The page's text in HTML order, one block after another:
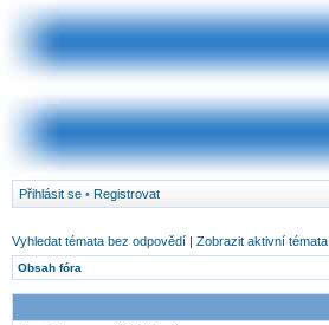
Přihlásit se • Registrovat
Vyhledat témata bez odpovědí | Zobrazit aktivní témata
Obsah fóra